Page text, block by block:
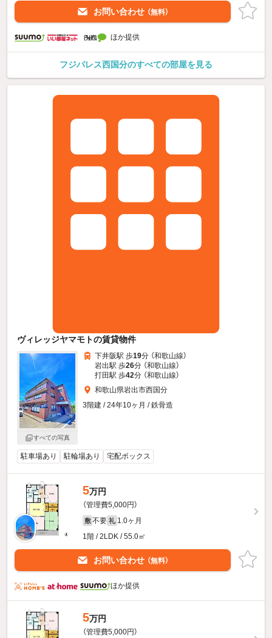
お問い合わせ （無料）
ほか提供
フジパレス西国分のすべての部屋を見る
ヴィレッジヤマモトの賃貸物件
すべての写真
下井阪駅 歩19分 （和歌山線）
岩出駅 歩26分 （和歌山線）
打田駅 歩42分 （和歌山線）
和歌山県岩出市西国分
3階建 / 24年10ヶ月 / 鉄骨造
駐車場あり 駐輪場あり 宅配ボックス
5万円
（管理費5,000円）
敷 不要 礼 1.0ヶ月
1階 / 2LDK / 55.0㎡
お問い合わせ （無料）
ほか提供
5万円
（管理費5,000円）